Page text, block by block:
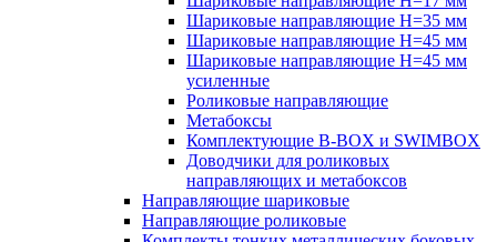
Шариковые направляющие H=35 мм
Шариковые направляющие H=45 мм
Шариковые направляющие H=45 мм
усиленные
Роликовые направляющие
Метабоксы
Комплектующие B-BOX и SWIMBOX
Доводчики для роликовых
направляющих и метабоксов
Направляющие шариковые
Направляющие роликовые